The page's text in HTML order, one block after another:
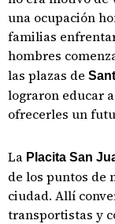
una ocupación
familias
hombres
las plazas de
lograron educar
ofrecerles un
La Placita San
de los puntos de
ciudad. Allí
transportistas y